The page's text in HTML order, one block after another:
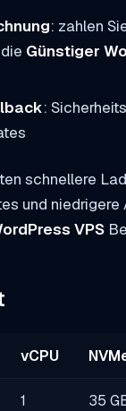
: zahlen
Günstiger
:
schnellere
und niedrigere
VPS
vCPU
1 35